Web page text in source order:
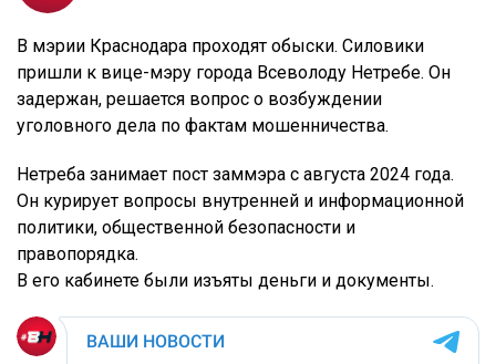
В мэрии Краснодара проходят обыски. Силовики
пришли к вице-мэру города Всеволоду Нетребе. Он
задержан, решается вопрос о возбуждении
уголовного дела по фактам мошенничества.
Нетреба занимает пост заммэра с августа 2024 года.
Он курирует вопросы внутренней и информационной
политики, общественной безопасности и
правопорядка.
В его кабинете были изъяты деньги и документы.